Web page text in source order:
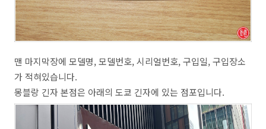
맨 마지막장에 모델명, 모델번호, 시리얼번호, 구입일, 구입장소
가 적혀있습니다.
몽블랑 긴자 본점은 아래의 도쿄 긴자에 있는 점포입니다.